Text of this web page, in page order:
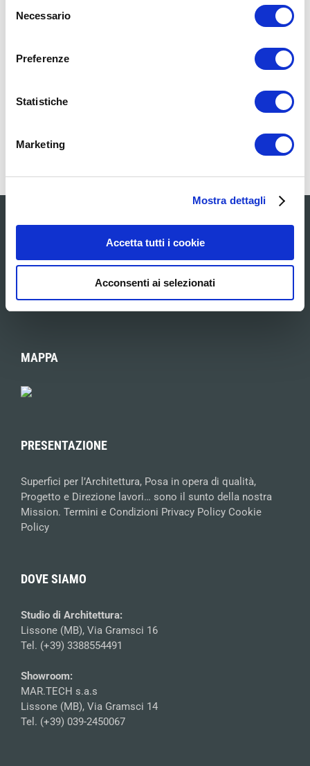
delNecessario
Preferenze
Statistiche
Marketing
Mostra dettagli
Accetta tutti i cookie
Acconsenti ai selezionati
Architetto Domenico Mariani
I Servizi
MAPPA
PRESENTAZIONE
Superfici per l’Architettura, Posa in opera di qualità,
Progetto e Direzione lavori… sono il sunto della nostra
Mission. Termini e Condizioni Privacy Policy Cookie
Policy
DOVE SIAMO
Studio di Architettura:
Lissone (MB), Via Gramsci 16
Tel. (+39) 3388554491
Showroom:
MAR.TECH s.a.s
Lissone (MB), Via Gramsci 14
Tel. (+39) 039-2450067